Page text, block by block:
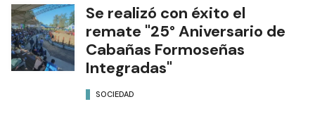
Se realizó con éxito el
remate "25° Aniversario de
Cabañas Formoseñas
Integradas"
SOCIEDAD